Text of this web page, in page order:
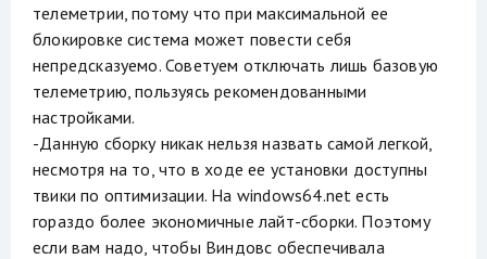
телеметрии, потому что при максимальной ее
блокировке система может повести себя
непредсказуемо. Советуем отключать лишь базовую
телеметрию, пользуясь рекомендованными
настройками.
-Данную сборку никак нельзя назвать самой легкой,
несмотря на то, что в ходе ее установки доступны
твики по оптимизации. На windows64.net есть
гораздо более экономичные лайт-сборки. Поэтому
если вам надо, чтобы Виндовс обеспечивала